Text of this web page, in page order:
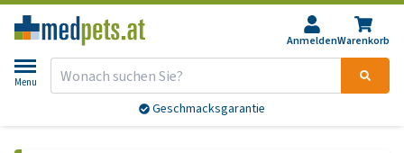
AnmeldenWarenkorb
Menu
Geschmacksgarantie